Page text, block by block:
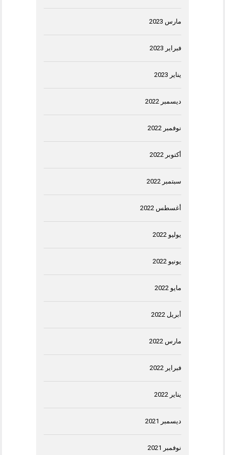
مارس 2023
فبراير 2023
يناير 2023
ديسمبر 2022
نوفمبر 2022
أكتوبر 2022
سبتمبر 2022
أغسطس 2022
يوليو 2022
يونيو 2022
مايو 2022
أبريل 2022
مارس 2022
فبراير 2022
يناير 2022
ديسمبر 2021
نوفمبر 2021